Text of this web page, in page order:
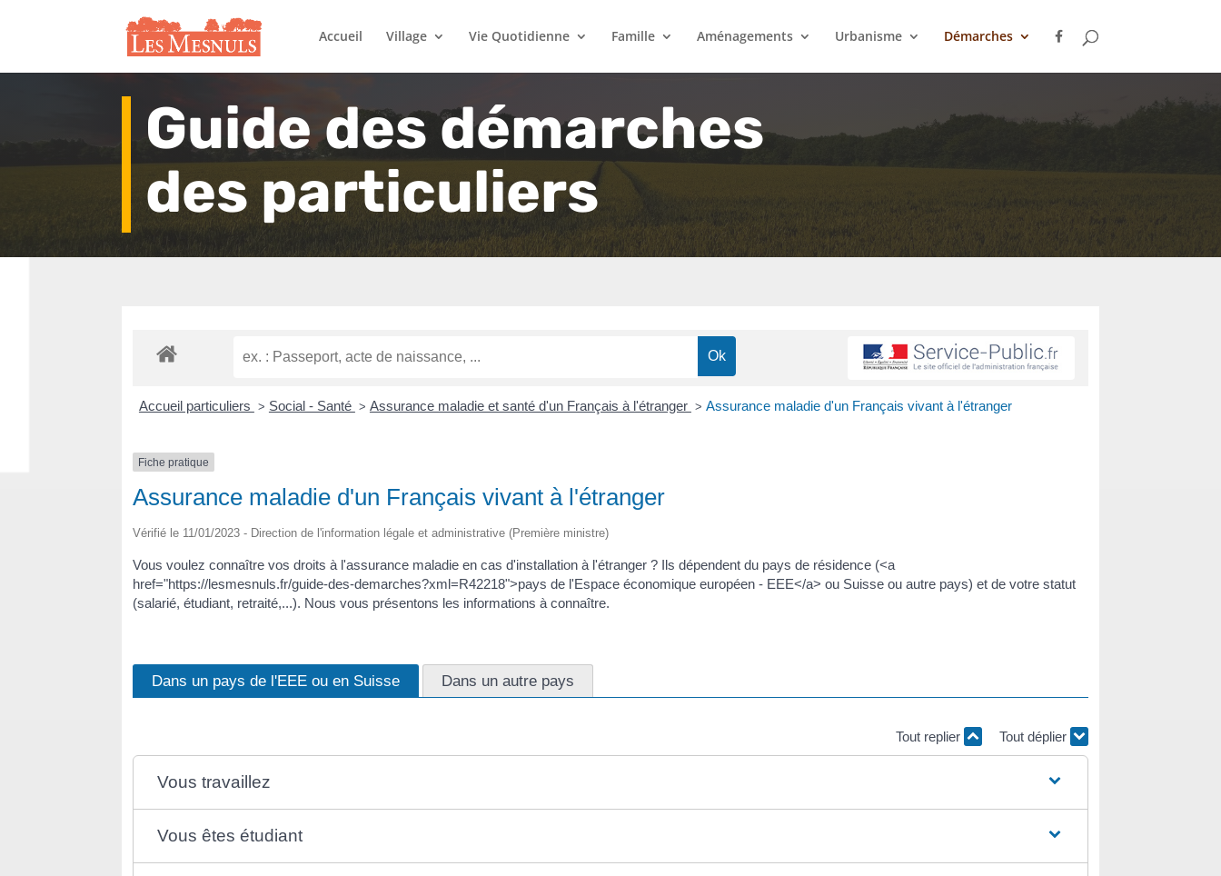
Accueil Village Vie Quotidienne Famille Aménagements Urbanisme Démarches
Guide des démarches
des particuliers
Accueil particuliers > Social - Santé > Assurance maladie et santé d'un Français à l'étranger > Assurance maladie d'un Français vivant à l'étranger
Fiche pratique
Assurance maladie d'un Français vivant à l'étranger
Vérifié le 11/01/2023 - Direction de l'information légale et administrative (Première ministre)
Vous voulez connaître vos droits à l'assurance maladie en cas d'installation à l'étranger ? Ils dépendent du pays de résidence (<a
href="https://lesmesnuls.fr/guide-des-demarches?xml=R42218">pays de l'Espace économique européen - EEE</a> ou Suisse ou autre pays) et de votre statut
(salarié, étudiant, retraité,...). Nous vous présentons les informations à connaître.
Dans un pays de l'EEE ou en Suisse Dans un autre pays
Tout replier Tout déplier
Vous travaillez
Vous êtes étudiant